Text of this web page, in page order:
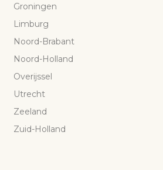
Groningen
Limburg
Noord-Brabant
Noord-Holland
Overijssel
Utrecht
Zeeland
Zuid-Holland